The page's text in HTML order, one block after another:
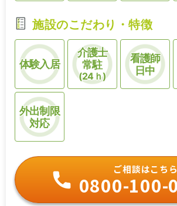
施設のこだわり・特徴
体験入居
介護士
常駐
(24ｈ)
看護師
日中
外出制限
対応
ご相談はこちら
0800-100-